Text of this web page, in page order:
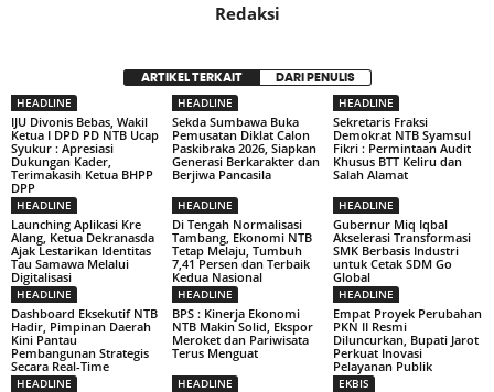
Redaksi
ARTIKEL TERKAIT DARI PENULIS
HEADLINE
IJU Divonis Bebas, Wakil
Ketua I DPD PD NTB Ucap
Syukur : Apresiasi
Dukungan Kader,
Terimakasih Ketua BHPP
DPP
HEADLINE
Sekda Sumbawa Buka
Pemusatan Diklat Calon
Paskibraka 2026, Siapkan
Generasi Berkarakter dan
Berjiwa Pancasila
HEADLINE
Sekretaris Fraksi
Demokrat NTB Syamsul
Fikri : Permintaan Audit
Khusus BTT Keliru dan
Salah Alamat
HEADLINE
Launching Aplikasi Kre
Alang, Ketua Dekranasda
Ajak Lestarikan Identitas
Tau Samawa Melalui
Digitalisasi
HEADLINE
Di Tengah Normalisasi
Tambang, Ekonomi NTB
Tetap Melaju, Tumbuh
7,41 Persen dan Terbaik
Kedua Nasional
HEADLINE
Gubernur Miq Iqbal
Akselerasi Transformasi
SMK Berbasis Industri
untuk Cetak SDM Go
Global
HEADLINE
Dashboard Eksekutif NTB
Hadir, Pimpinan Daerah
Kini Pantau
Pembangunan Strategis
Secara Real-Time
HEADLINE
BPS : Kinerja Ekonomi
NTB Makin Solid, Ekspor
Meroket dan Pariwisata
Terus Menguat
HEADLINE
Empat Proyek Perubahan
PKN II Resmi
Diluncurkan, Bupati Jarot
Perkuat Inovasi
Pelayanan Publik
HEADLINE HEADLINE EKBIS